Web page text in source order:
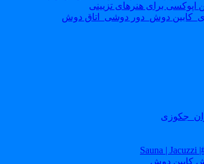
اپوکسی برای هنرهای تزیینی
دوش_دور دوشی_اتاق دوش